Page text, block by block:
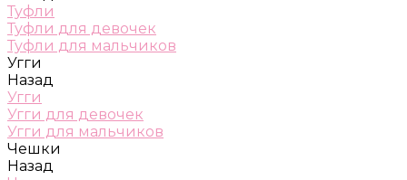
Туфли
Туфли для девочек
Туфли для мальчиков
Угги
Назад
Угги
Угги для девочек
Угги для мальчиков
Чешки
Назад